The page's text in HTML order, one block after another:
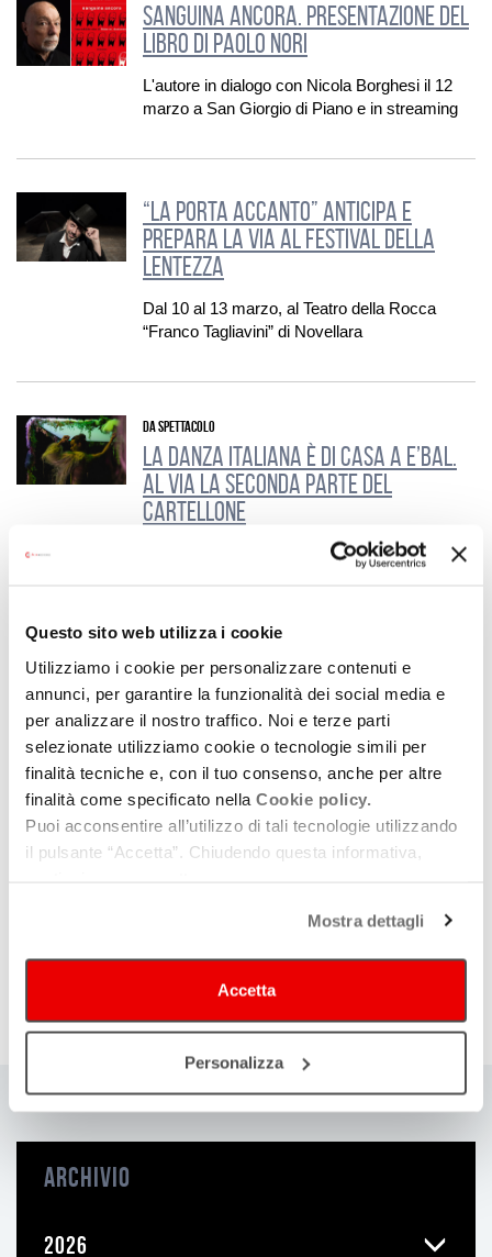
Questo sito web utilizza i cookie
Utilizziamo i cookie per personalizzare contenuti e
annunci, per garantire la funzionalità dei social media e
per analizzare il nostro traffico. Noi e terze parti
selezionate utilizziamo cookie o tecnologie simili per
finalità tecniche e, con il tuo consenso, anche per altre
finalità come specificato nella Cookie policy.
Puoi acconsentire all’utilizzo di tali tecnologie utilizzando
il pulsante “Accetta”. Chiudendo questa informativa,
Mostra dettagli
Accetta
Personalizza
Sanguina ancora. Presentazione del
libro di Paolo Nori
L'autore in dialogo con Nicola Borghesi il 12
marzo a San Giorgio di Piano e in streaming
“La porta accanto” anticipa e
prepara la via al Festival della
Lentezza
Dal 10 al 13 marzo, al Teatro della Rocca
“Franco Tagliavini” di Novellara
DA SPETTACOLO
La danza italiana è di casa a E’BAL.
Al via la seconda parte del
cartellone
Fino a giugno nei teatri della regione
A tutto Soul e Rhytm &amp; Blues. In
Appennino, con la 34esima edizione
del Porretta Soul Festival
Dal 21 al 24 Luglio a Porretta Terme
nella sede di Fonoprint, tre incontri
con i suoi amici e collaboratori di
Con Maurizio Biancani e Tobia Righi, Mauro
ARCHIVIO
2026